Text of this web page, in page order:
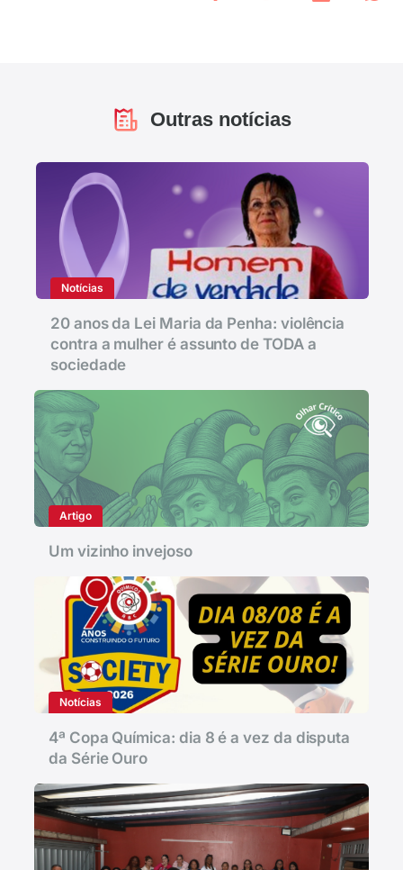
Outras notícias
Notícias
20 anos da Lei Maria da Penha: violência
contra a mulher é assunto de TODA a
sociedade
Artigo
Um vizinho invejoso
Notícias
4ª Copa Química: dia 8 é a vez da disputa
da Série Ouro